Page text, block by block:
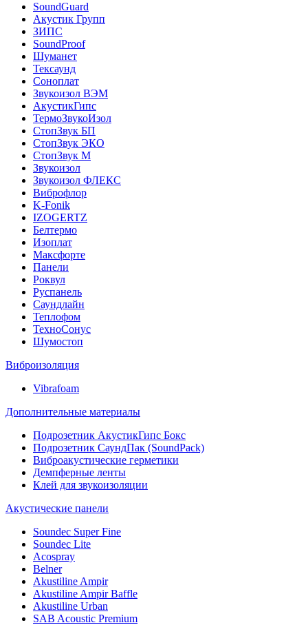
SoundGuard
Акустик Групп
ЗИПС
SoundProof
Шуманет
Тексаунд
Соноплат
Звукоизол ВЭМ
АкустикГипс
ТермоЗвукоИзол
СтопЗвук БП
СтопЗвук ЭКО
СтопЗвук М
Звукоизол
Звукоизол ФЛЕКС
Виброфлор
K-Fonik
IZOGERTZ
Белтермо
Изоплат
Максфорте
Панели
Роквул
Руспанель
Саундлайн
Теплофом
ТехноСонус
Шумостоп
Виброизоляция
Vibrafoam
Дополнительные материалы
Подрозетник АкустикГипс Бокс
Подрозетник СаундПак (SoundPack)
Виброакустические герметики
Демпферные ленты
Клей для звукоизоляции
Акустические панели
Soundec Super Fine
Soundec Lite
Acospray
Belner
Akustiline Ampir
Akustiline Ampir Baffle
Akustiline Urban
SAB Acoustic Premium